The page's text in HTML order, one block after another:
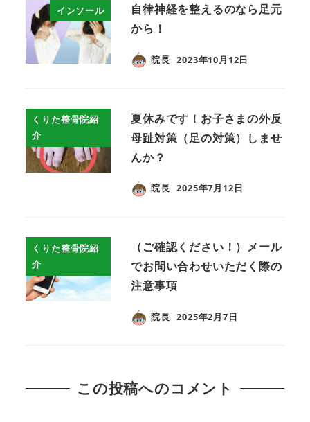
インソール
自律神経を整えるのなら足元
から！
院長 2023年10月12日
くりた整骨院紹
介
夏休みです！お子さまの外反
母趾対策（足の対策）しませ
んか？
院長 2025年7月12日
くりた整骨院紹
介
（ご確認ください！）メール
でお問い合わせいただく際の
注意事項
院長 2025年2月7日
この投稿へのコメント